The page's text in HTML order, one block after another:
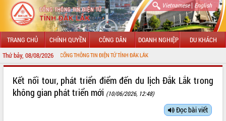
Vietnamese| English
TRANG CHỦ CHÍNH QUYỀN CÔNG DÂN DOANH NGHIỆP DU KHÁCH
Thứ bảy, 08/08/2026
ĐẾN VỚI CỔNG THÔNG TIN ĐIỆN TỬ TỈNH ĐẮK LẮK
LÃNH ĐẠO UBND TỈNH
Kết nối tour, phát triển điểm đến du lịch Đắk Lắk trong
không gian phát triển mới (10/06/2026, 12:48)
Đọc bài viết